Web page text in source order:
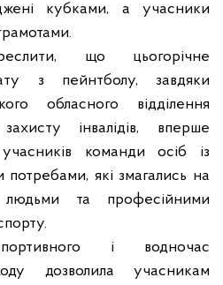
кубками, а учасники
що цьогорічне
з пейнтболу, завдяки
обласного відділення
інвалідів, вперше
команди осіб із
які змагались на
людьми та професійними
і водночас
дозволила учасникам